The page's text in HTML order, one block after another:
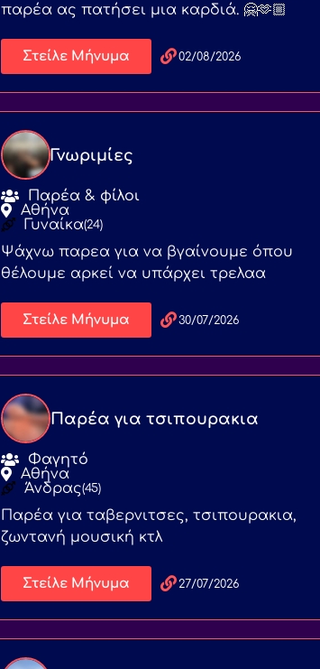
παρέα ας πατήσει μια καρδιά. 🤗🫶🏼
Στείλε Μήνυμα 02/08/2026
Γνωριμίες
Παρέα & φίλοι
Αθήνα
Γυναίκα(24)
Ψάχνω παρεα για να βγαίνουμε όπου
θέλουμε αρκεί να υπάρχει τρελαα
Στείλε Μήνυμα 30/07/2026
Παρέα για τσιπουρακια
Φαγητό
Αθήνα
Άνδρας(45)
Παρέα για ταβερνιτσες, τσιπουρακια,
ζωντανή μουσική κτλ
Στείλε Μήνυμα 27/07/2026